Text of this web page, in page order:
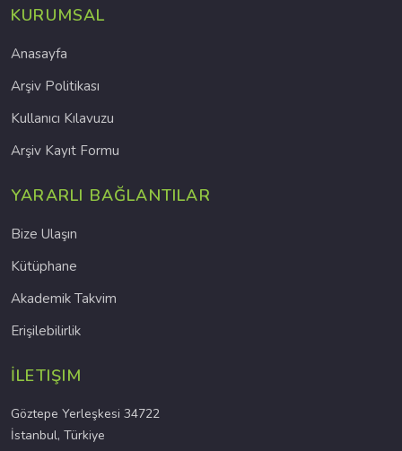
KURUMSAL
Anasayfa
Arşiv Politikası
Kullanıcı Kılavuzu
Arşiv Kayıt Formu
YARARLI BAĞLANTILAR
Bize Ulaşın
Kütüphane
Akademik Takvim
Erişilebilirlik
İLETIŞIM
Göztepe Yerleşkesi 34722
İstanbul, Türkiye